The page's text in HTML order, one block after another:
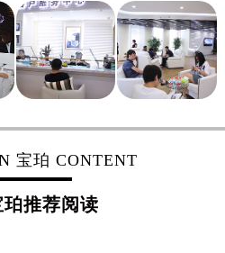
宝珀 CONTENT
珀推荐阅读